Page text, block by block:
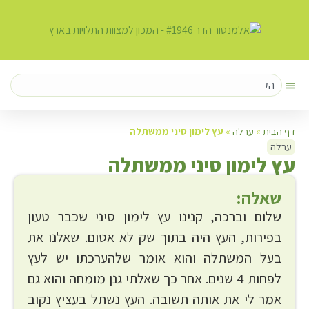
דף הבית » ערלה » עץ לימון סיני ממשתלה
ערלה
עץ לימון סיני ממשתלה
שאלה:
שלום וברכה, קנינו עץ לימון סיני שכבר טעון
בפירות, העץ היה בתוך שק לא אטום. שאלנו את
בעל המשתלה והוא אומר שלהערכתו יש לעץ
לפחות 4 שנים. אחר כך שאלתי גנן מומחה והוא גם
אמר לי את אותה תשובה. העץ נשתל בעציץ נקוב